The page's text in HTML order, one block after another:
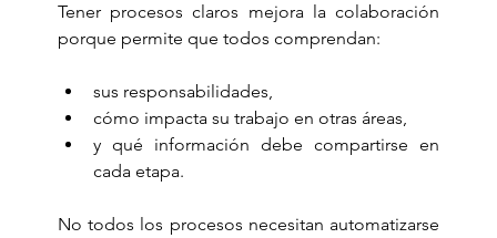
Tener procesos claros mejora la colaboración
porque permite que todos comprendan:
sus responsabilidades,
cómo impacta su trabajo en otras áreas,
y qué información debe compartirse en
cada etapa.
No todos los procesos necesitan automatizarse